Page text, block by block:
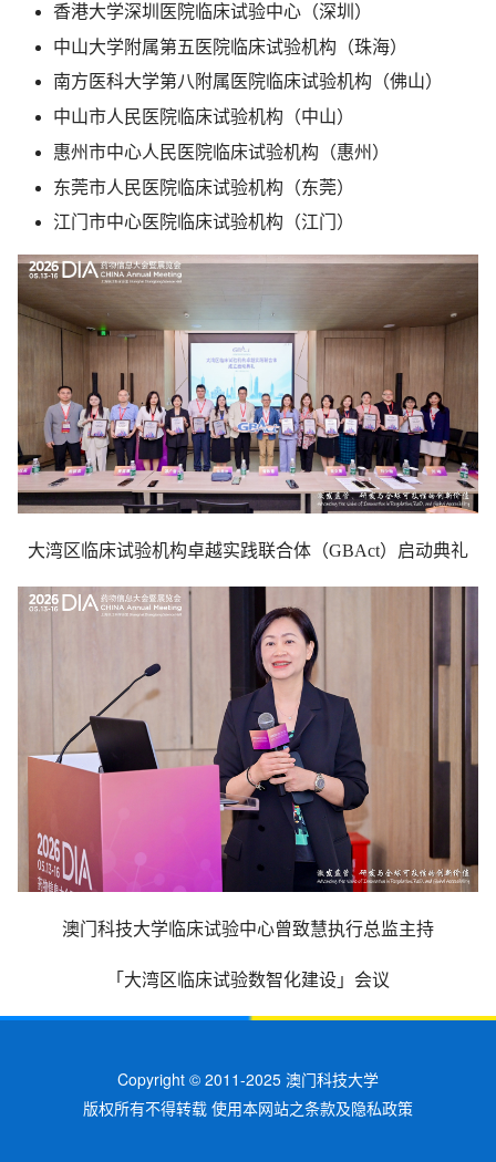
香港大学深圳医院临床试验中心（深圳）
中山大学附属第五医院临床试验机构（珠海）
南方医科大学第八附属医院临床试验机构（佛山）
中山市人民医院临床试验机构（中山）
惠州市中心人民医院临床试验机构（惠州）
东莞市人民医院临床试验机构（东莞）
江门市中心医院临床试验机构（江门）
大湾区临床试验机构卓越实践联合体（GBAct）启动典礼
澳门科技大学临床试验中心曾致慧执行总监主持
「大湾区临床试验数智化建设」会议
Copyright © 2011-2025 澳门科技大学
版权所有不得转载 使用本网站之条款及隐私政策